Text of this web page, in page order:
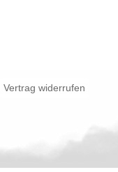
Vertrag widerrufen